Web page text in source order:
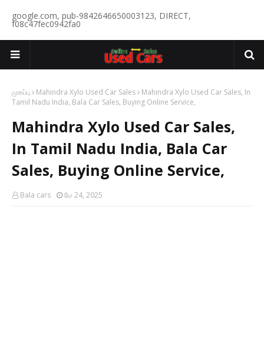
google.com, pub-9842646650003123, DIRECT,
f08c47fec0942fa0
முகப்பு Mahindra Xylo Used Car Sales
Mahindra Xylo Used Car Sales, In
Tamil Nadu India, Bala Car Sales, Buying Online Service,
Mahindra Xylo Used Car Sales,
In Tamil Nadu India, Bala Car
Sales, Buying Online Service,
Bala cars மே 24, 2025